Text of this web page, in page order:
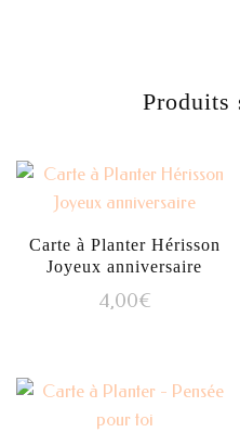
Produits
Carte à Planter Hérisson
Joyeux anniversaire
4,00€